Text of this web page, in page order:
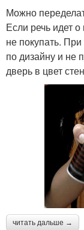
Можно
Если речь идет
не покупать.
по дизайну и не
дверь в цвет
читать дальше →